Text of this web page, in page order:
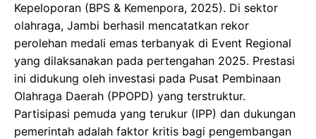
Kepeloporan (BPS & Kemenpora, 2025). Di sektor
olahraga, Jambi berhasil mencatatkan rekor
perolehan medali emas terbanyak di Event Regional
yang dilaksanakan pada pertengahan 2025. Prestasi
ini didukung oleh investasi pada Pusat Pembinaan
Olahraga Daerah (PPOPD) yang terstruktur.
Partisipasi pemuda yang terukur (IPP) dan dukungan
pemerintah adalah faktor kritis bagi pengembangan